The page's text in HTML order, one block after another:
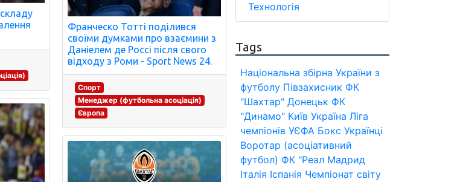
Франческо Тотті поділився
своїми думками про взаємини з
Даніелем де Россі після свого
відходу з Роми - Sport News 24.
Спорт
Менеджер (футбольна асоціація)
Європа
Технологія
Tags
Національна збірна України з
футболу Півзахисник ФК
"Шахтар" Донецьк ФК
"Динамо" Київ Україна Ліга
чемпіонів УЄФА Бокс Українці
Воротар (асоціативний
футбол) ФК "Реал Мадрид
Італія Іспанія Чемпіонат світу